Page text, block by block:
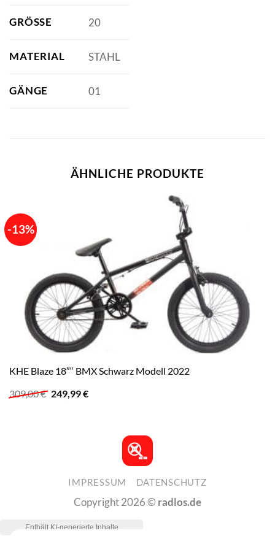
GRÖSSE 20
MATERIAL STAHL
GÄNGE 01
ÄHNLICHE PRODUKTE
-13%
KHE Blaze 18″“ BMX Schwarz Modell 2022
309,00€ Ursprünglicher
249,99€Aktueller
IMPRESSUM DATENSCHUTZ
Copyright 2026 © radlos.de